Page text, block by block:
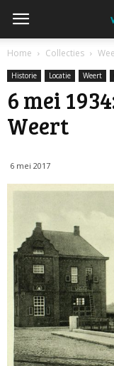
Home Collecties
Historie Locatie Weert
6 mei
Weert
6 mei 2017